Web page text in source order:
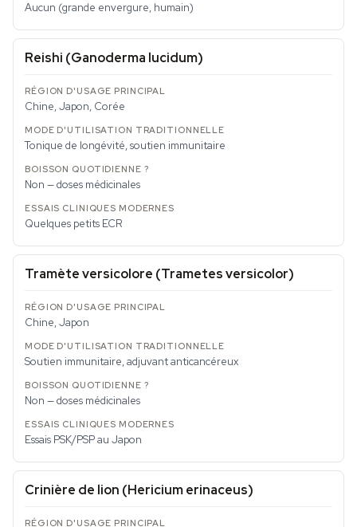
Aucun (grande envergure, humain)
Reishi (Ganoderma lucidum)
Chine, Japon, Corée
Tonique de longévité, soutien immunitaire
Non — doses médicinales
Quelques petits ECR
Tramète versicolore (Trametes versicolor)
Chine, Japon
Soutien immunitaire, adjuvant anticancéreux
Non — doses médicinales
Essais PSK/PSP au Japon
Crinière de lion (Hericium erinaceus)